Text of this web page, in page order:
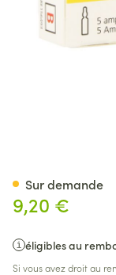
9,20 €
éligibles au
Si vous avez droit au
Sur demande